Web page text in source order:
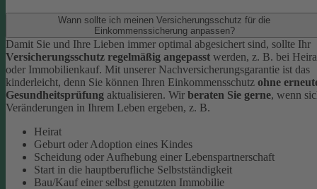
Wann sollte ich meinen Versicherungsschutz für die
Einkommenssicherung anpassen?
Damit Sie und Ihre Lieben immer optimal abgesichert sind, sollte Ihr
Versicherungsschutz regelmäßig angepasst werden, z. B. bei
oder Immobilienkauf. Mit unserer Nachversicherungsgarantie ist das
kinderleicht, denn Sie können Ihren Einkommensschutz ohne
Gesundheitsprüfung aktualisieren. Wir beraten Sie gerne, wenn
Veränderungen in Ihrem Leben ergeben, z. B.
Heirat
Geburt oder Adoption eines Kindes
Scheidung oder Aufhebung einer Lebenspartnerschaft
Start in die hauptberufliche Selbstständigkeit
Bau/Kauf einer selbst genutzten Immobilie